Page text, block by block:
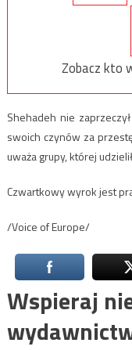
Zobacz kto
Shehadeh nie
swoich czynów za
uważa grupy, której
Czwartkowy wyrok jest
/Voice of Europe/
Wspieraj